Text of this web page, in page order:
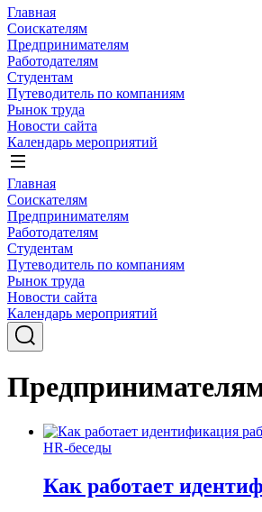
Главная
Соискателям
Предпринимателям
Работодателям
Студентам
Путеводитель по компаниям
Рынок труда
Новости сайта
Календарь мероприятий
Главная
Соискателям
Предпринимателям
Работодателям
Студентам
Путеводитель по компаниям
Рынок труда
Новости сайта
Календарь мероприятий
HR-беседы
Как работает